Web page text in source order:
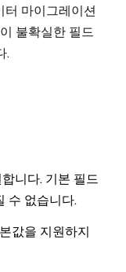
마이그레이션
불확실한 필드
.
니다. 기본 필드
수 없습니다.
값을 지원하지